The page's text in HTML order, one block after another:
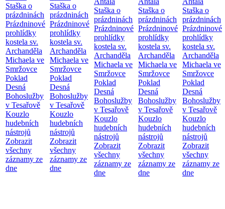
Staška o
prázdninách
Prázdninové
prohlídky
kostela sv.
Archanděla
Michaela ve
Smržovce
Poklad
Desná
Bohoslužby
v Tesařově
Kouzlo
hudebních
nástrojů
Zobrazit
všechny
záznamy ze
dne
Staška o
prázdninách
Prázdninové
prohlídky
kostela sv.
Archanděla
Michaela ve
Smržovce
Poklad
Desná
Bohoslužby
v Tesařově
Kouzlo
hudebních
nástrojů
Zobrazit
všechny
záznamy ze
dne
Staška o
prázdninách
Prázdninové
prohlídky
kostela sv.
Archanděla
Michaela ve
Smržovce
Poklad
Desná
Bohoslužby
v Tesařově
Kouzlo
hudebních
nástrojů
Zobrazit
všechny
záznamy ze
dne
Staška o
prázdninách
Prázdninové
prohlídky
kostela sv.
Archanděla
Michaela ve
Smržovce
Poklad
Desná
Bohoslužby
v Tesařově
Kouzlo
hudebních
nástrojů
Zobrazit
všechny
záznamy ze
dne
Staška o
prázdninách
Prázdninové
prohlídky
kostela sv.
Archanděla
Michaela ve
Smržovce
Poklad
Desná
Bohoslužby
v Tesařově
Kouzlo
hudebních
nástrojů
Zobrazit
všechny
záznamy ze
dne